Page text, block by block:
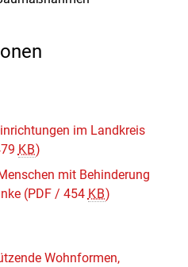
im Landkreis
KB)
mit Behinderung
(PDF / 454 KB)
Wohnformen,